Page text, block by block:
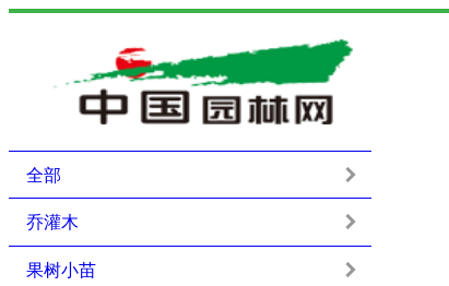
全部
乔灌木
果树小苗